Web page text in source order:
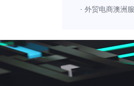
· 外贸电商澳洲